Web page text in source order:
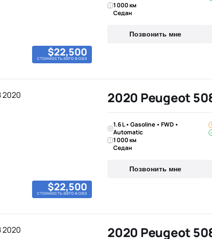
$22,500
стоимость авто в оаэ
1 000 км
Седан
Позвонить мне
$22,500
стоимость авто в оаэ
2020 Peugeot
1.6 L • Gasoline • FWD •
Automatic
1 000 км
Седан
Позвонить мне
2020 Peugeot